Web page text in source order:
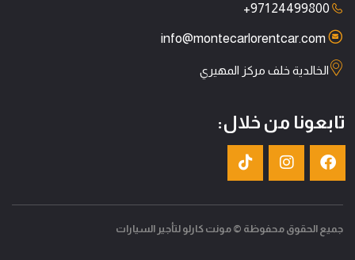
+971 24499800
info@montecarlorentcar.com
الخالدية خلف مركز المهيري
تابعونا من خلال:
جميع الحقوق محفوظة © مونت كارلو لتأجير السيارات